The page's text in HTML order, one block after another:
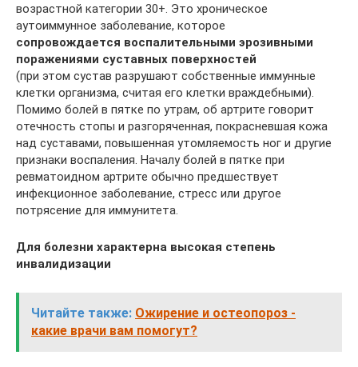
возрастной категории 30+. Это хроническое
аутоиммунное заболевание, которое
сопровождается воспалительными эрозивными
поражениями суставных поверхностей
(при этом сустав разрушают собственные иммунные
клетки организма, считая его клетки враждебными).
Помимо болей в пятке по утрам, об артрите говорит
отечность стопы и разгоряченная, покрасневшая кожа
над суставами, повышенная утомляемость ног и другие
признаки воспаления. Началу болей в пятке при
ревматоидном артрите обычно предшествует
инфекционное заболевание, стресс или другое
потрясение для иммунитета.
Для болезни характерна высокая степень
инвалидизации
Читайте также: Ожирение и остеопороз -
какие врачи вам помогут?